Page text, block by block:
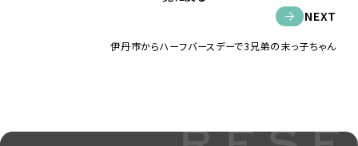
NEXT
伊丹市からハーフバースデーで3兄弟の末っ子ちゃん